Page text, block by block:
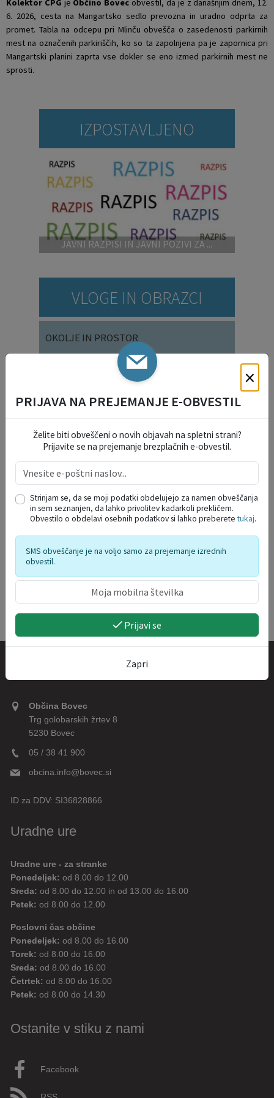
Kolektor CPG je Občino Bovec obvestil, da je z današnjim dnem, 12.
6. 2026, cesta na Mangartsko sedlo prevozna in uradno odprta za
promet. Tabla na odcepu pri Mlinču obvešča o zasedenosti parkirnih
mest na označenih parkiriščih, ko so ta zapolnjena pa je zapornica pri
Mangartski planini zaprta vse dokler se eno izmed parkirnih mest ne
sprosti.
IZPOSTAVLJENO
JAVNI RAZPISI IN JAVNI POZIVI ZA ...
VLOGE IN OBRAZCI
OKOLJE IN PROSTOR
DRUŽBENE DEJAVNOSTI
SPLOŠNE VLOGE
VARSTVO OSEBNIH PODATKOV
Občina Bovec
Trg golobarskih žrtev 8
5230 Bovec
05 / 38 41 900
obcina.info@bovec.si
ID za DDV: SI36828866
Uradne ure
Uradne ure - za stranke
Ponedeljek: od 8.00 do 12.00
Sreda: od 8.00 do 12.00 in od 13.00 do 16.00
Petek: od 8.00 do 12.00
Poslovni čas občine
Ponedeljek: od 8.00 do 16.00
Torek: od 8.00 do 16.00
Sreda: od 8.00 do 16.00
Četrtek: od 8.00 do 16.00
Petek: od 8.00 do 14.30
Ostanite v stiku z nami
Facebook
Krajevne skupnosti
Naselja v občini
Organigram
Temeljni akti občine
Strateški dokumenti
Katalog informacij javnega značaja
Projekti in investicije
Prostorski akti občine
Občinski časopis
Lokalne volitve
Gosp. javne službe
Osmrtnice iz regije
×
PRIJAVA NA PREJEMANJE E-OBVESTIL
Želite biti obveščeni o novih objavah na spletni strani?
Prijavite se na prejemanje brezplačnih e-obvestil.
Strinjam se, da se moji podatki obdelujejo za namen obveščanja
in sem seznanjen, da lahko privolitev kadarkoli prekličem.
Obvestilo o obdelavi osebnih podatkov si lahko preberetetukaj.
SMS obveščanje je na voljo samo za prejemanje izrednih
obvestil.
Prijavi se
Zapri